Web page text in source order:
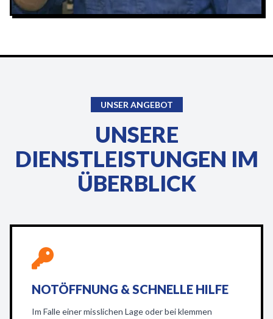
UNSER ANGEBOT
UNSERE
DIENSTLEISTUNGEN IM
ÜBERBLICK
NOTÖFFNUNG & SCHNELLE HILFE
Im Falle einer misslichen Lage oder bei klemmen